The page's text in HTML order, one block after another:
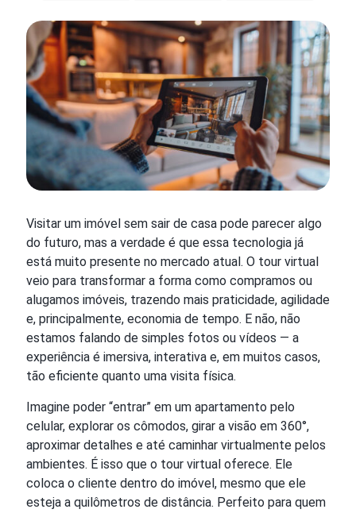
Visitar um imóvel sem sair de casa pode parecer algo
do futuro, mas a verdade é que essa tecnologia já
está muito presente no mercado atual. O tour virtual
veio para transformar a forma como compramos ou
alugamos imóveis, trazendo mais praticidade, agilidade
e, principalmente, economia de tempo. E não, não
estamos falando de simples fotos ou vídeos — a
experiência é imersiva, interativa e, em muitos casos,
tão eficiente quanto uma visita física.
Imagine poder “entrar” em um apartamento pelo
celular, explorar os cômodos, girar a visão em 360°,
aproximar detalhes e até caminhar virtualmente pelos
ambientes. É isso que o tour virtual oferece. Ele
coloca o cliente dentro do imóvel, mesmo que ele
esteja a quilômetros de distância. Perfeito para quem